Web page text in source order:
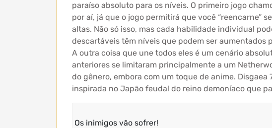
paraíso absoluto para os níveis. O primeiro jogo
por aí, já que o jogo permitirá que você “reencarne”
altas. Não só isso, mas cada habilidade individual
descartáveis ​​têm níveis que podem ser aumentados
A outra coisa que une todos eles é um cenário
anteriores se limitaram principalmente a um
do gênero, embora com um toque de anime.
inspirada no Japão feudal do reino demoníaco que
Os inimigos vão sofrer!